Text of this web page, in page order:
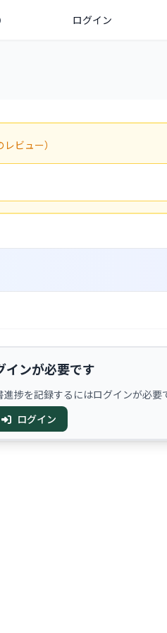
ログイン
レビュー）
インが必要です
捗を記録するにはログインが必要
ログイン